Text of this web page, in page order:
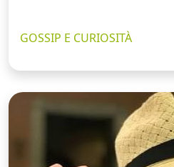
GOSSIP E CURIOSITÀ